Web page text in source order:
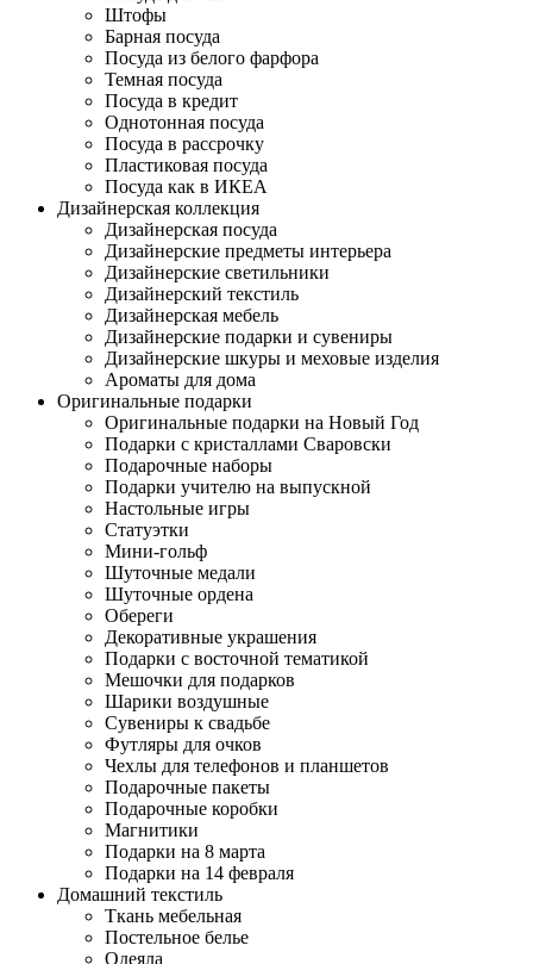
Штофы
Барная посуда
Посуда из белого фарфора
Темная посуда
Посуда в кредит
Однотонная посуда
Посуда в рассрочку
Пластиковая посуда
Посуда как в ИКЕА
Дизайнерская коллекция
Дизайнерская посуда
Дизайнерские предметы интерьера
Дизайнерские светильники
Дизайнерский текстиль
Дизайнерская мебель
Дизайнерские подарки и сувениры
Дизайнерские шкуры и меховые изделия
Ароматы для дома
Оригинальные подарки
Оригинальные подарки на Новый Год
Подарки с кристаллами Сваровски
Подарочные наборы
Подарки учителю на выпускной
Настольные игры
Статуэтки
Мини-гольф
Шуточные медали
Шуточные ордена
Обереги
Декоративные украшения
Подарки с восточной тематикой
Мешочки для подарков
Шарики воздушные
Сувениры к свадьбе
Футляры для очков
Чехлы для телефонов и планшетов
Подарочные пакеты
Подарочные коробки
Магнитики
Подарки на 8 марта
Подарки на 14 февраля
Домашний текстиль
Ткань мебельная
Постельное белье
Одеяла